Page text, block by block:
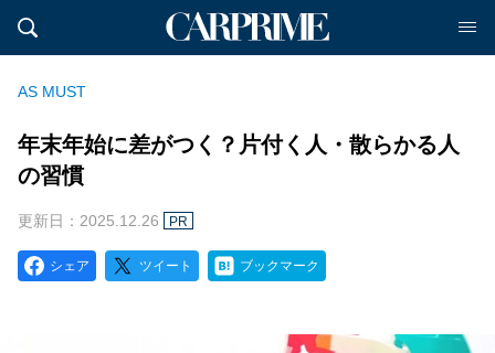
AS MUST
年末年始に差がつく？片付く人・散らかる人
の習慣
更新日：2025.12.26 PR
シェア ツイート ブックマーク